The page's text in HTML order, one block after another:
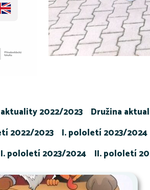
2022/2023 Družina
2022/2023 I. pololetí 2023/2024
pololetí 2023/2024 II. pololetí